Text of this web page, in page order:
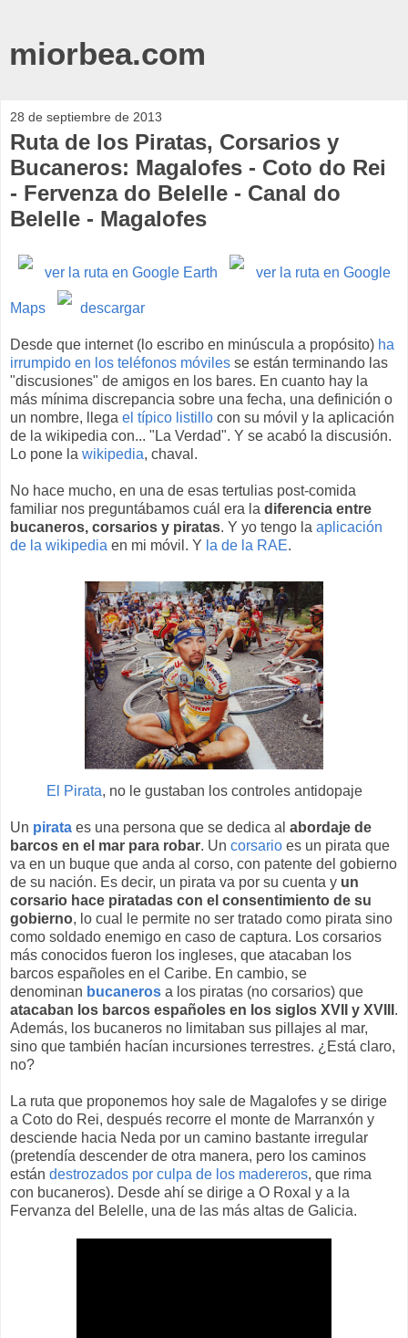
miorbea.com
28 de septiembre de 2013
Ruta de los Piratas, Corsarios y
Bucaneros: Magalofes - Coto do Rei
- Fervenza do Belelle - Canal do
Belelle - Magalofes
ver la ruta en Google Earth ver la ruta en Google
Maps descargar
Desde que internet (lo escribo en minúscula a propósito) ha
irrumpido en los teléfonos móviles se están terminando las
"discusiones" de amigos en los bares. En cuanto hay la
más mínima discrepancia sobre una fecha, una definición o
un nombre, llega el típico listillo con su móvil y la aplicación
de la wikipedia con... "La Verdad". Y se acabó la discusión.
Lo pone la wikipedia, chaval.
No hace mucho, en una de esas tertulias post-comida
familiar nos preguntábamos cuál era la diferencia entre
bucaneros, corsarios y piratas. Y yo tengo la aplicación
de la wikipedia en mi móvil. Y la de la RAE.
El Pirata, no le gustaban los controles antidopaje
Un pirata es una persona que se dedica al abordaje de
barcos en el mar para robar. Un corsario es un pirata que
va en un buque que anda al corso, con patente del gobierno
de su nación. Es decir, un pirata va por su cuenta y un
corsario hace piratadas con el consentimiento de su
gobierno, lo cual le permite no ser tratado como pirata sino
como soldado enemigo en caso de captura. Los corsarios
más conocidos fueron los ingleses, que atacaban los
barcos españoles en el Caribe. En cambio, se
denominan bucaneros a los piratas (no corsarios) que
atacaban los barcos españoles en los siglos XVII y XVIII .
Además, los bucaneros no limitaban sus pillajes al mar,
sino que también hacían incursiones terrestres. ¿Está claro,
no?
La ruta que proponemos hoy sale de Magalofes y se dirige
a Coto do Rei, después recorre el monte de Marranxón y
desciende hacia Neda por un camino bastante irregular
(pretendía descender de otra manera, pero los caminos
están destrozados por culpa de los madereros, que rima
con bucaneros). Desde ahí se dirige a O Roxal y a la
Fervanza del Belelle, una de las más altas de Galicia.